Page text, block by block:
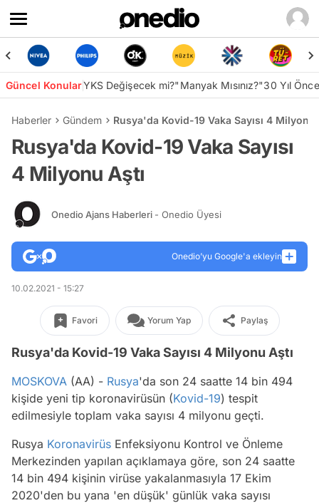
Güncel KonularYKS Değişecek mi?"Manyak Mısınız?"30 Yıl
Haberler Gündem Rusya'da Kovid-19 Vaka Sayısı 4 Milyonu
Rusya'da Kovid-19 Vaka Sayısı
4 Milyonu Aştı
Onedio Ajans Haberleri - Onedio Üyesi
Onedio’yu Google'a ekleyin
10.02.2021 - 15:27
Favori Yorum Yap Paylaş
Rusya'da Kovid-19 Vaka Sayısı 4 Milyonu Aştı
MOSKOVA (AA) - Rusya'da son 24 saatte 14 bin 494
kişide yeni tip koronavirüsün (Kovid-19) tespit
edilmesiyle toplam vaka sayısı 4 milyonu geçti.
Rusya Koronavirüs Enfeksiyonu Kontrol ve Önleme
Merkezinden yapılan açıklamaya göre, son 24 saatte
14 bin 494 kişinin virüse yakalanmasıyla 17 Ekim
2020'den bu yana 'en düşük' günlük vaka sayısı